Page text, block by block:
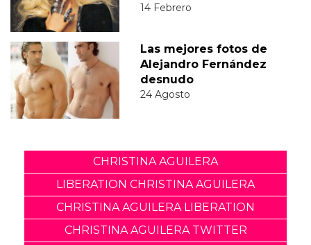
14 Febrero
Las mejores fotos de
Alejandro Fernández
desnudo
24 Agosto
CHRISTINA AGUILERA
LIBERATION CHRISTINA AGUILERA
CHRISTINA AGUILERA LIBERATION
CHRISTINA AGUILERA TWITTER